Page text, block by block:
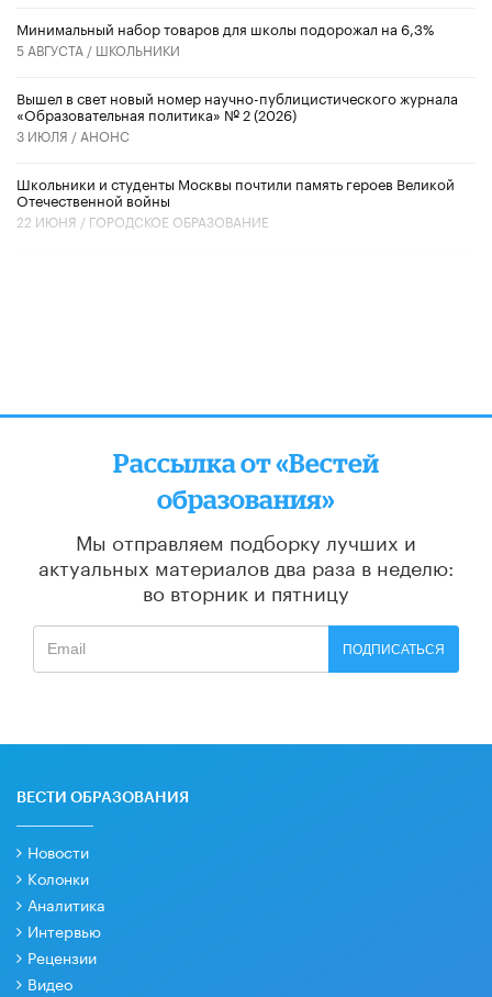
Минимальный набор товаров для школы подорожал на 6,3%
5 АВГУСТА / ШКОЛЬНИКИ
Вышел в свет новый номер научно-публицистического журнала
«Образовательная политика» № 2 (2026)
3 ИЮЛЯ / АНОНС
Школьники и студенты Москвы почтили память героев Великой
Отечественной войны
22 ИЮНЯ / ГОРОДСКОЕ ОБРАЗОВАНИЕ
Рассылка от «Вестей
образования»
Мы отправляем подборку лучших и
актуальных материалов два раза в неделю:
во вторник и пятницу
ПОДПИСАТЬСЯ
ВЕСТИ ОБРАЗОВАНИЯ
Новости
Колонки
Аналитика
Интервью
Рецензии
Видео